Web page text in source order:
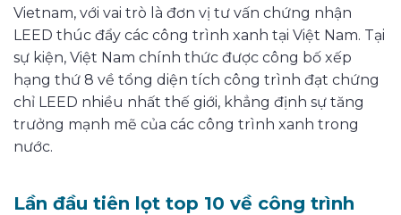
Vietnam, với vai trò là đơn vị tư vấn chứng nhận
LEED thúc đẩy các công trình xanh tại Việt Nam. Tại
sự kiện, Việt Nam chính thức được công bố xếp
hạng thứ 8 về tổng diện tích công trình đạt chứng
chỉ LEED nhiều nhất thế giới, khẳng định sự tăng
trưởng mạnh mẽ của các công trình xanh trong
nước.
Lần đầu tiên lọt top 10 về công trình